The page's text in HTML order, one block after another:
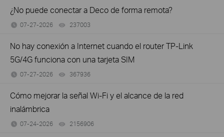
¿No puede conectar a Deco de forma remota?
07-27-2026 237003
No hay conexión a Internet cuando el router TP-Link
5G/4G funciona con una tarjeta SIM
07-27-2026 367936
Cómo mejorar la señal Wi-Fi y el alcance de la red
inalámbrica
07-24-2026 2156906